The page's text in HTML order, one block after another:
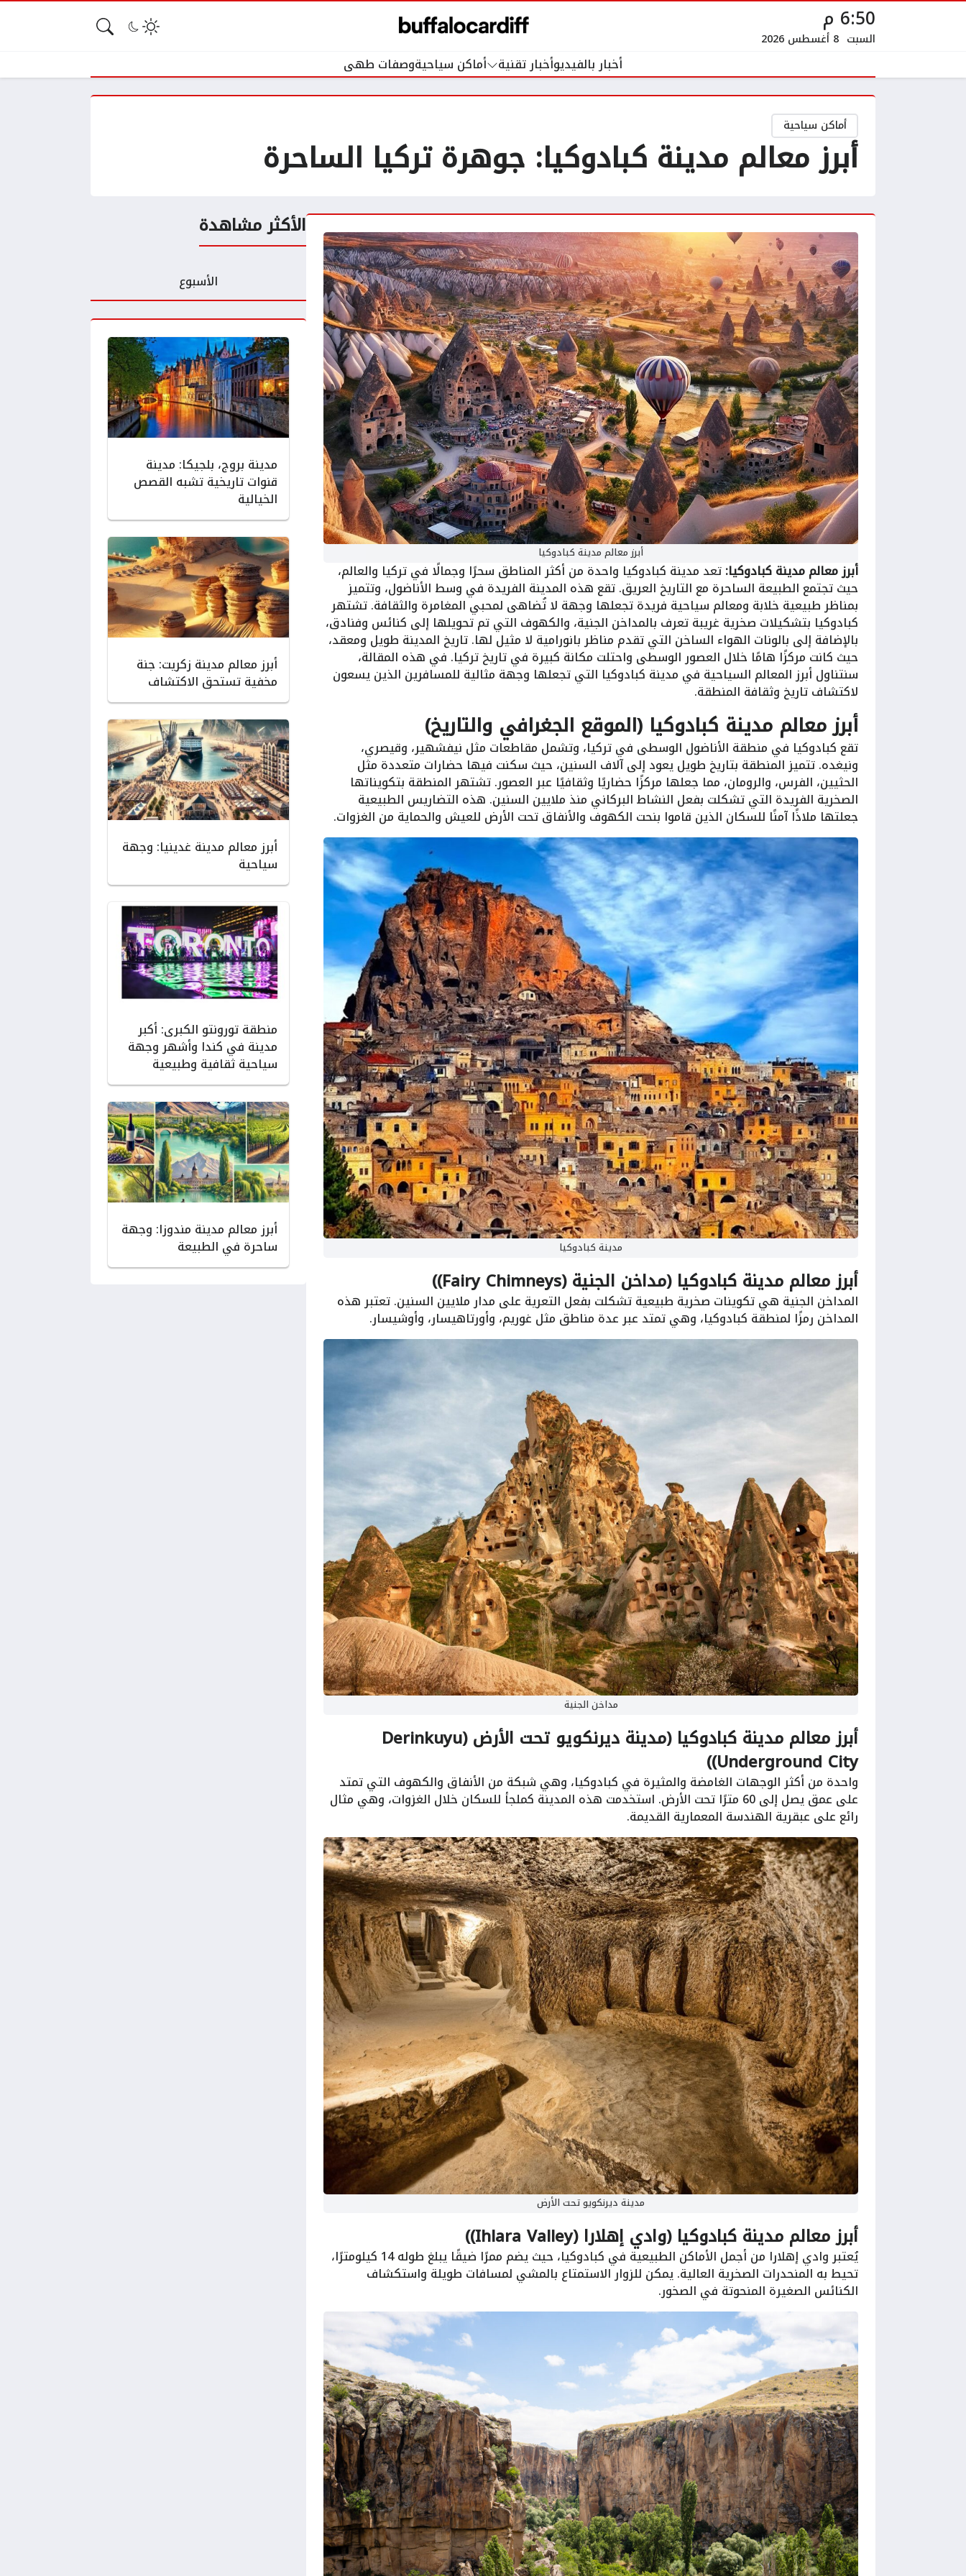
6:50 م
السبت 8 أغسطس 2026
أخبار بالفيديوأخبار تقنية أماكن سياحيةوصفات طهى
أماكن سياحية
أبرز معالم مدينة كبادوكيا: جوهرة تركيا الساحرة
الأكثر مشاهدة
الأسبوع
مدينة بروج، بلجيكا: مدينة
قنوات تاريخية تشبه القصص
الخيالية
أبرز معالم مدينة زكريت: جنة
مخفية تستحق الاكتشاف
أبرز معالم مدينة غدينيا: وجهة
سياحية
منطقة تورونتو الكبرى: أكبر
مدينة في كندا وأشهر وجهة
سياحية ثقافية وطبيعية
أبرز معالم مدينة مندوزا: وجهة
ساحرة في الطبيعة
أبرز معالم مدينة كبادوكيا
أبرز معالم مدينة كبادوكيا:تعد مدينة كبادوكيا واحدة من أكثر المناطق سحرًا وجمالًا في تركيا والعالم،
حيث تجتمع الطبيعة الساحرة مع التاريخ العريق. تقع هذه المدينة الفريدة في وسط الأناضول، وتتميز
بمناظر طبيعية خلابة ومعالم سياحية فريدة تجعلها وجهة لا تُضاهى لمحبي المغامرة والثقافة. تشتهر
كبادوكيا بتشكيلات صخرية غريبة تعرف بالمداخن الجنية، والكهوف التي تم تحويلها إلى كنائس وفنادق،
بالإضافة إلى بالونات الهواء الساخن التي تقدم مناظر بانورامية لا مثيل لها. تاريخ المدينة طويل ومعقد،
حيث كانت مركزًا هامًا خلال العصور الوسطى واحتلت مكانة كبيرة في تاريخ تركيا. في هذه المقالة،
سنتناول أبرز المعالم السياحية في مدينة كبادوكيا التي تجعلها وجهة مثالية للمسافرين الذين يسعون
لاكتشاف تاريخ وثقافة المنطقة.
أبرز معالم مدينة كبادوكيا (الموقع الجغرافي والتاريخ)
تقع كبادوكيا في منطقة الأناضول الوسطى في تركيا، وتشمل مقاطعات مثل نيفشهير، وقيصري،
ونيغده. تتميز المنطقة بتاريخ طويل يعود إلى آلاف السنين، حيث سكنت فيها حضارات متعددة مثل
الحثيين، الفرس، والرومان، مما جعلها مركزًا حضاريًا وثقافيًا عبر العصور. تشتهر المنطقة بتكويناتها
الصخرية الفريدة التي تشكلت بفعل النشاط البركاني منذ ملايين السنين. هذه التضاريس الطبيعية
جعلتها ملاذًا آمنًا للسكان الذين قاموا بنحت الكهوف والأنفاق تحت الأرض للعيش والحماية من الغزوات.
مدينة كبادوكيا
أبرز معالم مدينة كبادوكيا (مداخن الجنية (Fairy Chimneys))
المداخن الجنية هي تكوينات صخرية طبيعية تشكلت بفعل التعرية على مدار ملايين السنين. تعتبر هذه
المداخن رمزًا لمنطقة كبادوكيا، وهي تمتد عبر عدة مناطق مثل غوريم، وأورتاهيسار، وأوشيسار.
مداخن الجنية
أبرز معالم مدينة كبادوكيا (مدينة ديرنكويو تحت الأرض (Derinkuyu
Underground City))
واحدة من أكثر الوجهات الغامضة والمثيرة في كبادوكيا، وهي شبكة من الأنفاق والكهوف التي تمتد
على عمق يصل إلى 60 مترًا تحت الأرض. استخدمت هذه المدينة كملجأ للسكان خلال الغزوات، وهي مثال
رائع على عبقرية الهندسة المعمارية القديمة.
مدينة ديرنكويو تحت الأرض
أبرز معالم مدينة كبادوكيا (وادي إهلارا (Ihlara Valley))
يُعتبر وادي إهلارا من أجمل الأماكن الطبيعية في كبادوكيا، حيث يضم ممرًا ضيقًا يبلغ طوله 14 كيلومترًا،
تحيط به المنحدرات الصخرية العالية. يمكن للزوار الاستمتاع بالمشي لمسافات طويلة واستكشاف
الكنائس الصغيرة المنحوتة في الصخور.